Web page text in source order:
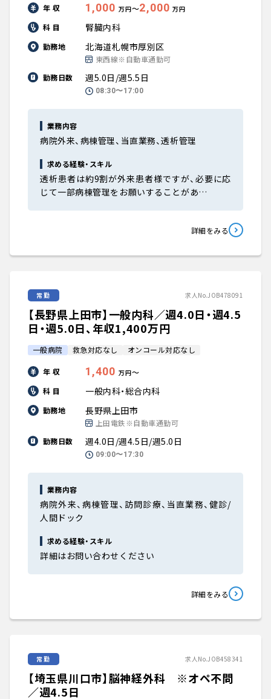
年 収 1,000 万円〜2,000 万円
科 目 腎臓内科
勤務地 北海道札幌市厚別区
東西線※自動車通勤可
勤務日数
週5.0日/週5.5日
08:30〜17:00
業務内容
病院外来、病棟管理、当直業務、透析管理
求める経験・スキル
透析患者は約9割が外来患者様ですが、必要に応
じて一部病棟管理をお願いすることがあ…
詳細をみる
常勤 求人No.JOB478091
【長野県上田市】一般内科／週4.0日・週4.5
日・週5.0日、年収1,400万円
一般病院 救急対応なし オンコール対応なし
年 収 1,400 万円〜
科 目
一般内科・総合内科
勤務地 長野県上田市
上田電鉄※自動車通勤可
勤務日数
週4.0日/週4.5日/週5.0日
09:00〜17:30
業務内容
病院外来、病棟管理、訪問診療、当直業務、健診/
人間ドック
求める経験・スキル
詳細はお問い合わせください
詳細をみる
常勤 求人No.JOB458341
【埼玉県川口市】脳神経外科 ※オペ不問
／週4.5日